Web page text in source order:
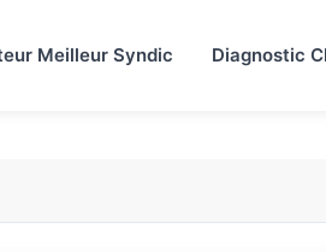
Meilleur Syndic Diagnostic